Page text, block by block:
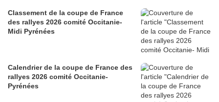
Classement de la coupe de France
des rallyes 2026 comité Occitanie-
Midi Pyrénées
Calendrier de la coupe de France des
rallyes 2026 comité Occitanie-
Pyrénées